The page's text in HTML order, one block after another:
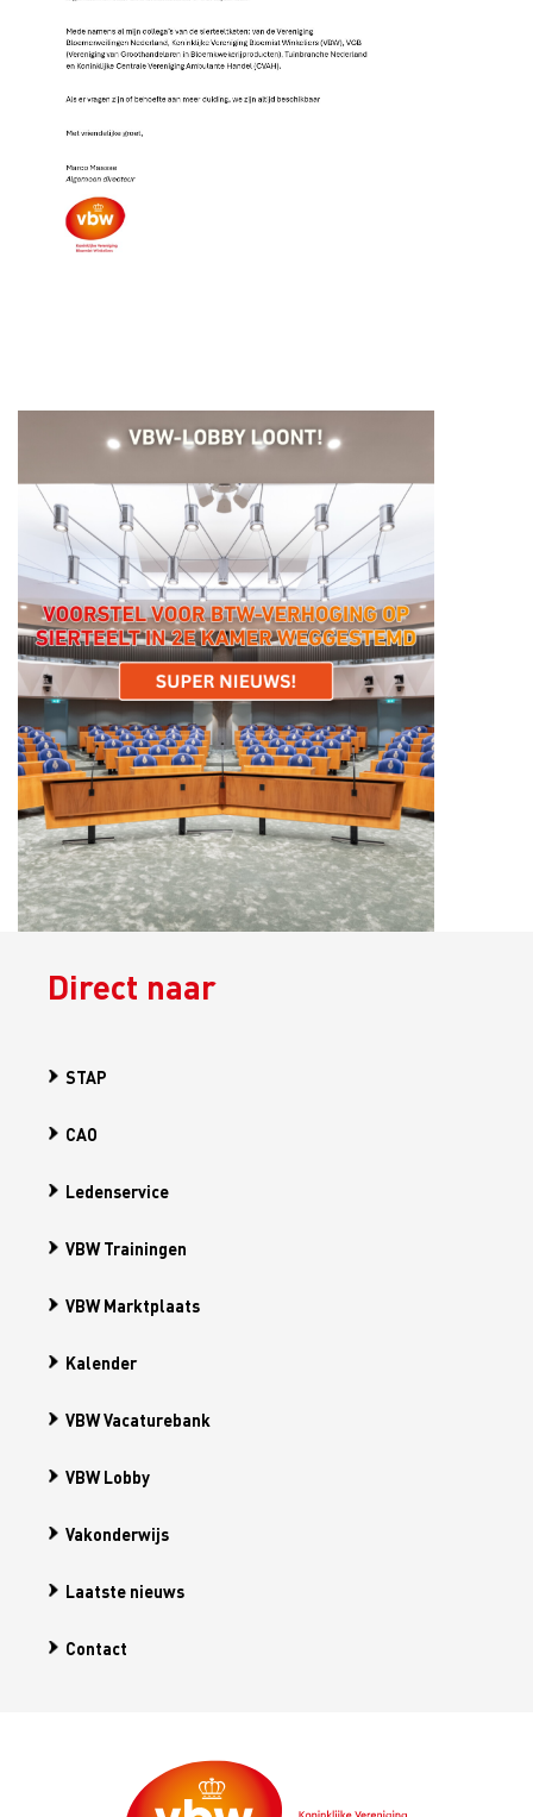
Direct naar
STAP
CAO
Ledenservice
VBW Trainingen
VBW Marktplaats
Kalender
VBW Vacaturebank
VBW Lobby
Vakonderwijs
Laatste nieuws
Contact